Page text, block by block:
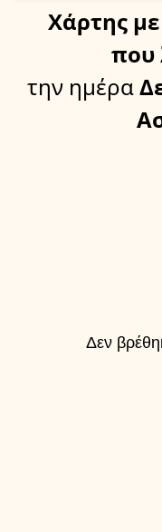
Χάρτης
που
την ημέρα
Δεν